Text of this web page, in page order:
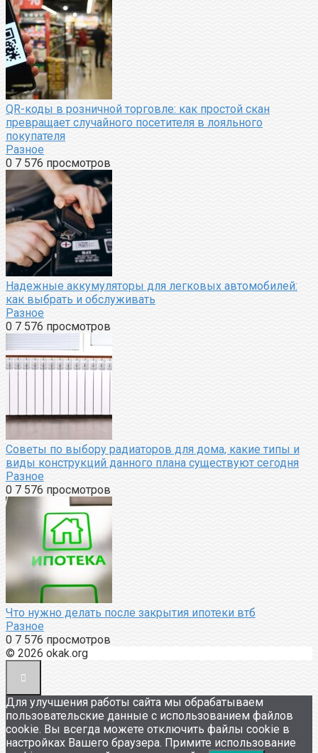
QR-коды в розничной торговле: как простой скан
превращает случайного посетителя в лояльного
покупателя
Разное
0 7 576 просмотров
Надежные аккумуляторы для легковых автомобилей:
как выбрать и обслуживать
Разное
0 7 576 просмотров
Советы по выбору радиаторов для дома, какие типы и
виды конструкций данного плана существуют сегодня
Разное
0 7 576 просмотров
Что нужно делать после закрытия ипотеки втб
Разное
0 7 576 просмотров
© 2026 okak.org
Для улучшения работы сайта мы обрабатываем
пользовательские данные с использованием файлов
cookie. Вы всегда можете отключить файлы cookie в
настройках Вашего браузера. Примите использование